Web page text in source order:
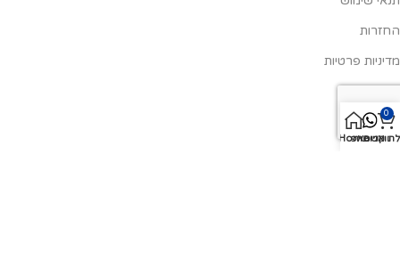
החזרות
מדיניות פרטיות
אודותינו
0
קניות
וואטסאפ
Home